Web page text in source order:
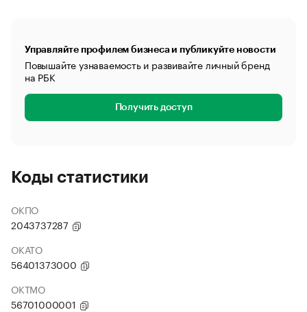
Управляйте профилем бизнеса и публикуйте новости
Повышайте узнаваемость и развивайте личный бренд
на РБК
Получить доступ
Коды статистики
ОКПО
2043737287
ОКАТО
56401373000
ОКТМО
56701000001